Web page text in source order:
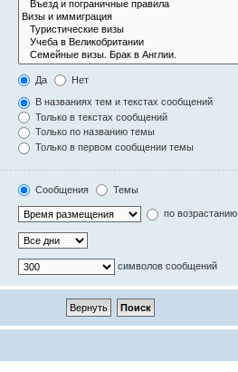
Да Нет
В названиях тем и текстах сообщений
Только в текстах сообщений
Только по названию темы
Только в первом сообщении темы
Сообщения Темы
по возрастанию
символов сообщений